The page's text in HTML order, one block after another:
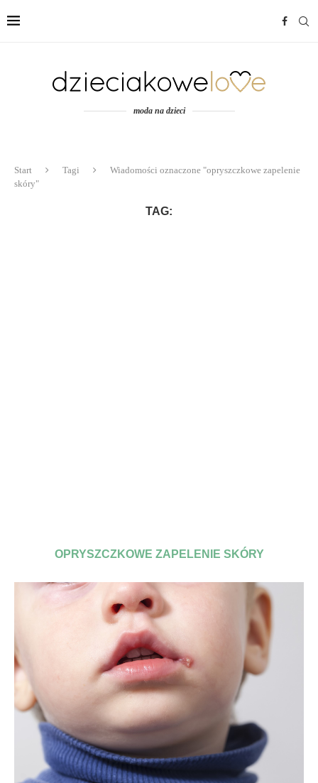
moda na dzieci
Start Tagi
Wiadomości oznaczone "opryszczkowe zapelenie
skóry"
TAG:
OPRYSZCZKOWE ZAPELENIE SKÓRY